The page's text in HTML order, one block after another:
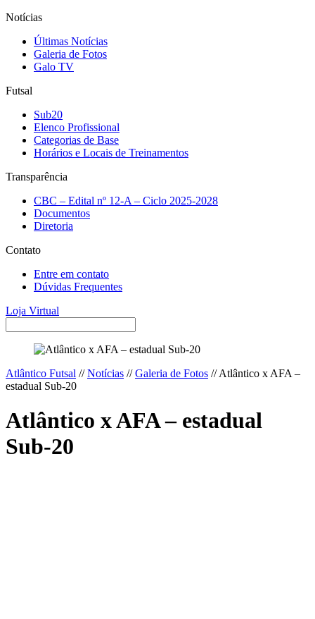
Notícias
Últimas Notícias
Galeria de Fotos
Galo TV
Futsal
Sub20
Elenco Profissional
Categorias de Base
Horários e Locais de Treinamentos
Transparência
CBC – Edital nº 12-A – Ciclo 2025-2028
Documentos
Diretoria
Contato
Entre em contato
Dúvidas Frequentes
Loja Virtual
Atlântico Futsal //Notícias //Galeria de Fotos //Atlântico x AFA –
estadual Sub-20
Atlântico x AFA – estadual
Sub-20